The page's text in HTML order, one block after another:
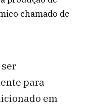
chamado de
para
em